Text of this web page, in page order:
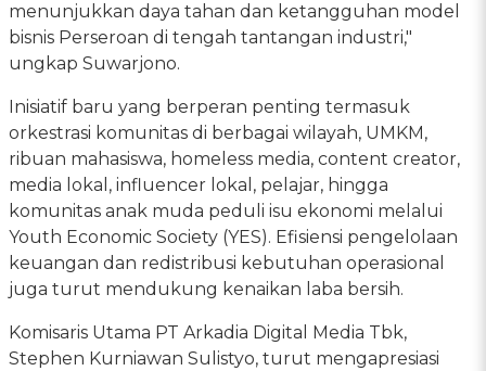
menunjukkan daya tahan dan ketangguhan model
bisnis Perseroan di tengah tantangan industri,"
ungkap Suwarjono.
Inisiatif baru yang berperan penting termasuk
orkestrasi komunitas di berbagai wilayah, UMKM,
ribuan mahasiswa, homeless media, content creator,
media lokal, influencer lokal, pelajar, hingga
komunitas anak muda peduli isu ekonomi melalui
Youth Economic Society (YES). Efisiensi pengelolaan
keuangan dan redistribusi kebutuhan operasional
juga turut mendukung kenaikan laba bersih.
Komisaris Utama PT Arkadia Digital Media Tbk,
Stephen Kurniawan Sulistyo, turut mengapresiasi